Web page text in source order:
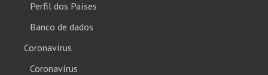
Perfil dos Países
Banco de dados
Coronavírus
Coronavírus